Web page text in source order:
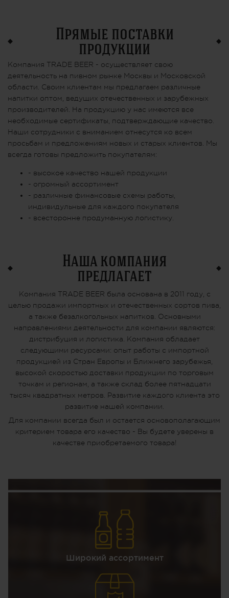
Прямые поставки
продукции
Компания TRADE BEER - осуществляет свою
деятельность на пивном рынке Москвы и Московской
области. Своим клиентам мы предлагаем различные
напитки оптом, ведущих отечественных и зарубежных
производителей. На продукцию у нас имеются все
необходимые сертификаты, подтверждающие качество.
Наши сотрудники с вниманием отнесутся ко всем
просьбам и предложениям новых и старых клиентов. Мы
всегда готовы предложить покупателям:
- высокое качество нашей продукции
- огромный ассортимент
- различные финансовые схемы работы,
индивидульные для каждого покупателя
- всесторонне продуманную логистику.
Наша компания
предлагает
Компания TRADE BEER была основана в 2011 году, с
целью продажи импортных и отечественных сортов пива,
а также безалкогольных напитков. Основными
направлениями деятельности для компании являются:
дистрибуция и логистика. Компания обладает
следующими ресурсами: опыт работы с импортной
продукцией из Стран Европы и Ближнего зарубежья,
высокой скоростью доставки продукции по торговым
точкам и регионам, а также склад более пятнадцати
тысяч квадратных метров. Развитие каждого клиента это
развитие нашей компании.
Для компании всегда был и остается основополагающим
критерием товара его качество - Вы будете уверены в
качестве приобретаемого товара!
Широкий ассортимент